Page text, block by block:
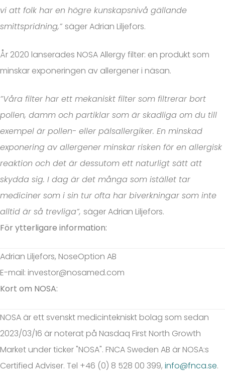
vi att folk har en högre kunskapsnivå gällande
smittspridning,” säger Adrian Liljefors.
År 2020 lanserades NOSA Allergy filter: en produkt som
minskar exponeringen av allergener i näsan.
”Våra filter har ett mekaniskt filter som filtrerar bort
pollen, damm och partiklar som är skadliga om du till
exempel är pollen- eller pälsallergiker. En minskad
exponering av allergener minskar risken för en allergisk
reaktion och det är dessutom ett naturligt sätt att
skydda sig. I dag är det många som istället tar
mediciner som i sin tur ofta har biverkningar som inte
alltid är så trevliga”, säger Adrian Liljefors.
För ytterligare information:
Adrian Liljefors, NoseOption AB
E-mail: investor@nosamed.com
Kort om NOSA:
NOSA är ett svenskt medicintekniskt bolag som sedan
2023/03/16 är noterat på Nasdaq First North Growth
Market under ticker "NOSA". FNCA Sweden AB är NOSA:s
Certified Adviser. Tel +46 (0) 8 528 00 399, info@fnca.se.